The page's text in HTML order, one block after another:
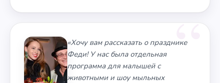
«Хочу вам рассказать о празднике
Феди! У нас была отдельная
программа для малышей с
животными и шоу мыльных